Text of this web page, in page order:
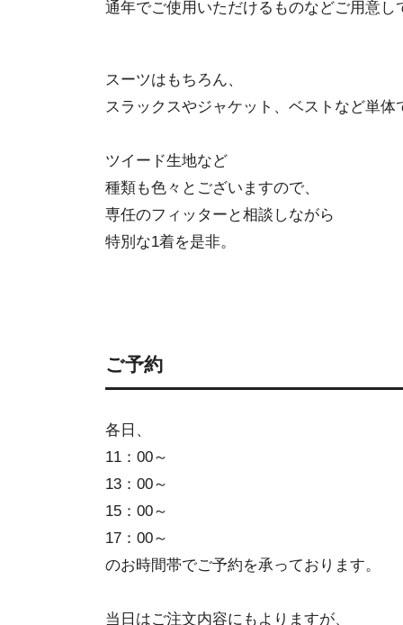
通年でご使用いただけるものなどご用意し
スーツはもちろん、
スラックスやジャケット、ベストなど単
ツイード生地など
種類も色々とございますので、
専任のフィッターと相談しながら
特別な1着を是非。
ご予約
各日、
11：00～
13：00～
15：00～
17：00～
のお時間帯でご予約を承っております。
当日はご注文内容にもよりますが、